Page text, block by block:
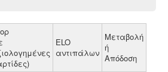
ELO
αντιπάλων
Μεταβολή
ή
Απόδοση